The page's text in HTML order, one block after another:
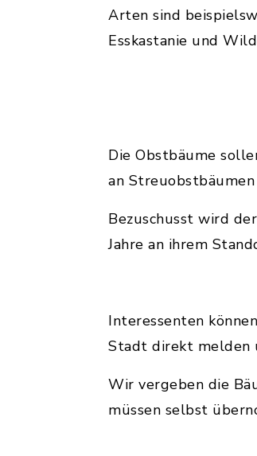
Arten sind
Esskastanie und
Die Obstbäume
an
Bezuschusst wird
Jahre an ihrem
Interessenten
Stadt direkt melden
Wir vergeben die
müssen selbst